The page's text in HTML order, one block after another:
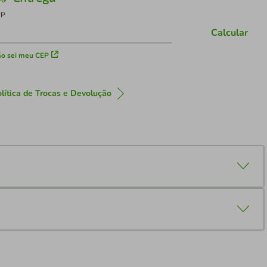
sei meu CEP
Calcular
de Trocas e Devolução